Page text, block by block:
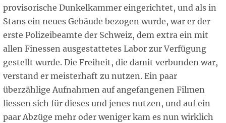
provisorische Dunkelkammer eingerichtet, und als in
Stans ein neues Gebäude bezogen wurde, war er der
erste Polizeibeamte der Schweiz, dem extra ein mit
allen Finessen ausgestattetes Labor zur Verfügung
gestellt wurde. Die Freiheit, die damit verbunden war,
verstand er meisterhaft zu nutzen. Ein paar
überzählige Aufnahmen auf angefangenen Filmen
liessen sich für dieses und jenes nutzen, und auf ein
paar Abzüge mehr oder weniger kam es nun wirklich